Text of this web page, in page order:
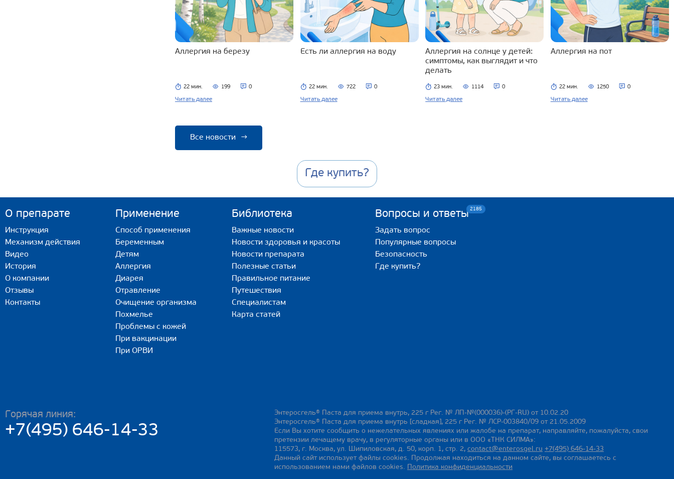
Аллергия на березу
22 мин. 199 0
Читать далее
Есть ли аллергия на воду
22 мин. 722 0
Читать далее
Аллергия на солнце у детей:
симптомы, как выглядит и что
делать
23 мин. 1114 0
Читать далее
Аллергия на пот
22 мин. 1250 0
Читать далее
Все новости →
Где купить?
О препарате
Инструкция
Механизм действия
Видео
История
О компании
Отзывы
Контакты
Применение
Способ применения
Беременным
Детям
Аллергия
Диарея
Отравление
Очищение организма
Похмелье
Проблемы с кожей
При вакцинации
При ОРВИ
Библиотека
Важные новости
Новости здоровья и красоты
Новости препарата
Полезные статьи
Правильное питание
Путешествия
Специалистам
Карта статей
Вопросы и ответы2185
Задать вопрос
Популярные вопросы
Безопасность
Где купить?
Горячая линия:
+7(495) 646-14-33
Энтеросгель® Паста для приема внутрь, 225 г Рег. № ЛП-№(000036)-(РГ-RU) от 10.02.20
Энтеросгель® Паста для приема внутрь [сладкая], 225 г Рег. № ЛСР-003840/09 от 21.05.2009
Если Вы хотите сообщить о нежелательных явлениях или жалобе на препарат, направляйте, пожалуйста, свои
претензии лечащему врачу, в регуляторные органы или в ООО «ТНК СИЛМА»:
115573, г. Москва, ул. Шипиловская, д. 50, корп. 1, стр. 2, contact@enterosgel.ru +7(495) 646-14-33
Данный сайт использует файлы cookies. Продолжая находиться на данном сайте, вы соглашаетесь с
использованием нами файлов cookies. Политика конфиденциальности